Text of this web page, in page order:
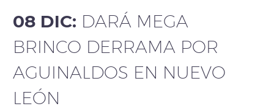
08 DIC: DARÁ MEGA
BRINCO DERRAMA POR
AGUINALDOS EN NUEVO
LEÓN